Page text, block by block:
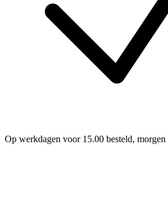
Op werkdagen voor 15.00 besteld,